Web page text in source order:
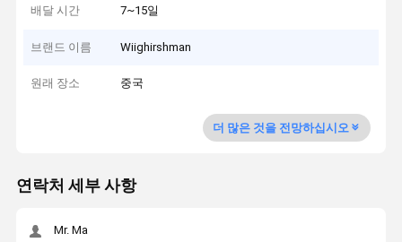
배달 시간 7~15일
브랜드 이름 Wiighirshman
원래 장소 중국
더 많은 것을 전망하십시오
연락처 세부 사항
Mr. Ma